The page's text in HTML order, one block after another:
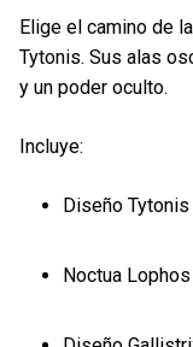
Elige el camino de
Tytonis. Sus alas
y un poder oculto.
Incluye:
Diseño
Noctua